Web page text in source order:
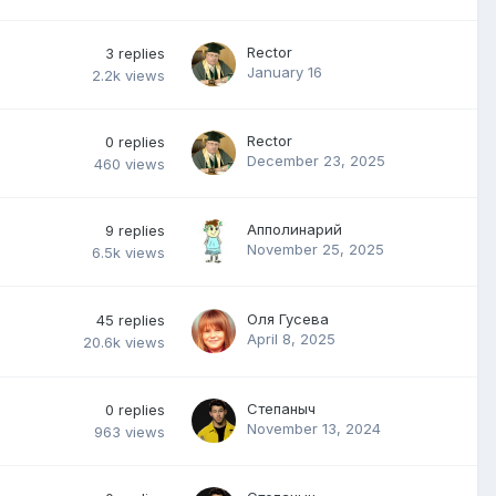
3 replies
2.2k views
Rector
January 16
0 replies
460 views
Rector
December 23, 2025
9 replies
6.5k views
Апполинарий
November 25, 2025
45 replies
20.6k views
Оля Гусева
April 8, 2025
0 replies
963 views
Степаныч
November 13, 2024